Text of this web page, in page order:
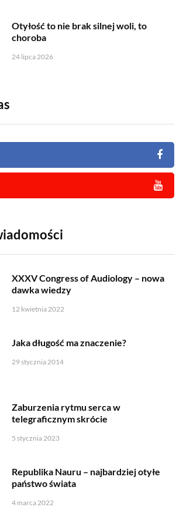
Otyłość to nie brak silnej woli, to
choroba
24 lipca 2026
XXXV Congress of Audiology – nowa
dawka wiedzy
12 kwietnia 2022
Jaka długość ma znaczenie?
29 stycznia 2014
Zaburzenia rytmu serca w
telegraficznym skrócie
5 stycznia 2023
Republika Nauru – najbardziej otyłe
państwo świata
4 marca 2022